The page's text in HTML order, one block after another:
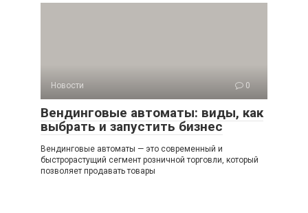
Новости 0
Вендинговые автоматы: виды, как
выбрать и запустить бизнес
Вендинговые автоматы — это современный и
быстрорастущий сегмент розничной торговли, который
позволяет продавать товары